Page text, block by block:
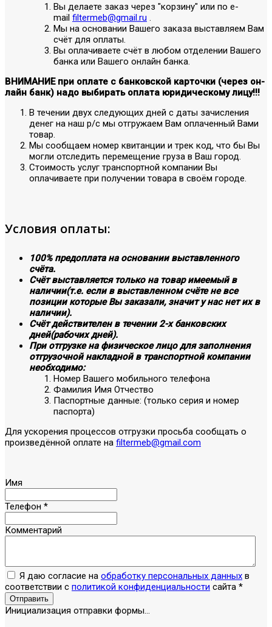
Вы делаете заказ через "корзину" или по е-
mail filtermeb@gmail.ru .
Мы на основании Вашего заказа выставляем Вам
счёт для оплаты.
Вы оплачиваете счёт в любом отделении Вашего
банка или Вашего онлайн банка.
ВНИМАНИЕ при оплате с банковской карточки (через он-
лайн банк) надо выбирать оплата юридическому лицу!!!
В течении двух следующих дней с даты зачисления
денег на наш р/с мы отгружаем Вам оплаченный Вами
товар.
Мы сообщаем номер квитанции и трек код, что бы Вы
могли отследить перемещение груза в Ваш город.
Стоимость услуг транспортной компании Вы
оплачиваете при получении товара в своём городе.
Условия оплаты:
100% предоплата на основании выставленного
счёта.
Счёт выставляется только на товар имеемый в
наличии(т.е. если в выставленном счёте не все
позиции которые Вы заказали, значит у нас нет их в
наличии).
Счёт действителен в течении 2-х банковских
дней(рабочих дней).
При отгрузке на физическое лицо для заполнения
отгрузочной накладной в транспортной компании
необходимо:
Номер Вашего мобильного телефона
Фамилия Имя Отчество
Паспортные данные: (только серия и номер
паспорта)
Для ускорения процессов отгрузки просьба сообщать о
произведённой оплате на filtermeb@gmail.com
Имя
Телефон *
Комментарий
Я даю согласие на обработку персональных данных в
соответствии с политикой конфиденциальности сайта *
Отправить
Инициализация отправки формы...